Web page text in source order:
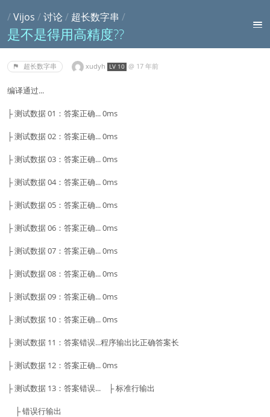
/Vijos /讨论 / 超长数字串 /
是不是得用高精度??
超长数字串 xudyh LV 10 @ 17 年前
编译通过...
├ 测试数据 01：答案正确... 0ms
├ 测试数据 02：答案正确... 0ms
├ 测试数据 03：答案正确... 0ms
├ 测试数据 04：答案正确... 0ms
├ 测试数据 05：答案正确... 0ms
├ 测试数据 06：答案正确... 0ms
├ 测试数据 07：答案正确... 0ms
├ 测试数据 08：答案正确... 0ms
├ 测试数据 09：答案正确... 0ms
├ 测试数据 10：答案正确... 0ms
├ 测试数据 11：答案错误...程序输出比正确答案长
├ 测试数据 12：答案正确... 0ms
├ 测试数据 13：答案错误... ├ 标准行输出
├ 错误行输出